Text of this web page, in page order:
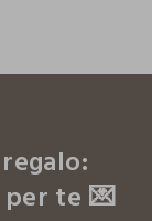
te 💌